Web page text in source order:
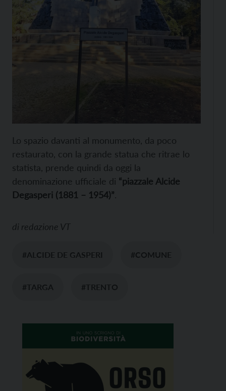
Lo spazio davanti al monumento, da poco
restaurato, con la grande statua che ritrae lo
statista, prende quindi da oggi la
denominazione ufficiale di “piazzale Alcide
Degasperi (1881 – 1954)”.
di redazione VT
#ALCIDE DE GASPERI #COMUNE
#TARGA #TRENTO